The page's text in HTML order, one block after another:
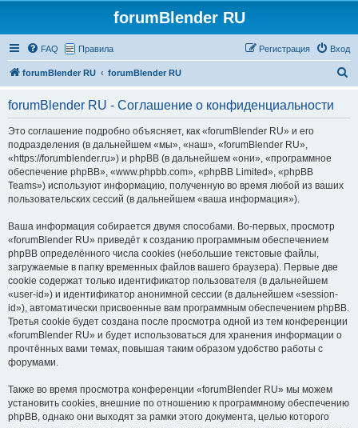
forumBlender RU
FAQ Правила Вход
Регистрация
forumBlender RU forumBlender RU
forumBlender RU - Соглашение о конфиденциальности
Это соглашение подробно объясняет, как «forumBlender RU» и его
подразделения (в дальнейшем «мы», «наш», «forumBlender RU»,
«https://forumblender.ru») и phpBB (в дальнейшем «они», «программное
обеспечение phpBB», «www.phpbb.com», «phpBB Limited», «phpBB
Teams») используют информацию, полученную во время любой из ваших
пользовательских сессий (в дальнейшем «ваша информация»).
Ваша информация собирается двумя способами. Во-первых, просмотр
«forumBlender RU» приведёт к созданию программным обеспечением
phpBB определённого числа cookies (небольшие текстовые файлы,
загружаемые в папку временных файлов вашего браузера). Первые две
cookie содержат только идентификатор пользователя (в дальнейшем
«user-id») и идентификатор анонимной сессии (в дальнейшем «session-
id»), автоматически присвоенные вам программным обеспечением phpBB.
Третья cookie будет создана после просмотра одной из тем конференции
«forumBlender RU» и будет использоваться для хранения информации о
прочтённых вами темах, повышая таким образом удобство работы с
форумами.
Также во время просмотра конференции «forumBlender RU» мы можем
установить cookies, внешние по отношению к программному обеспечению
phpBB, однако они выходят за рамки этого документа, целью которого